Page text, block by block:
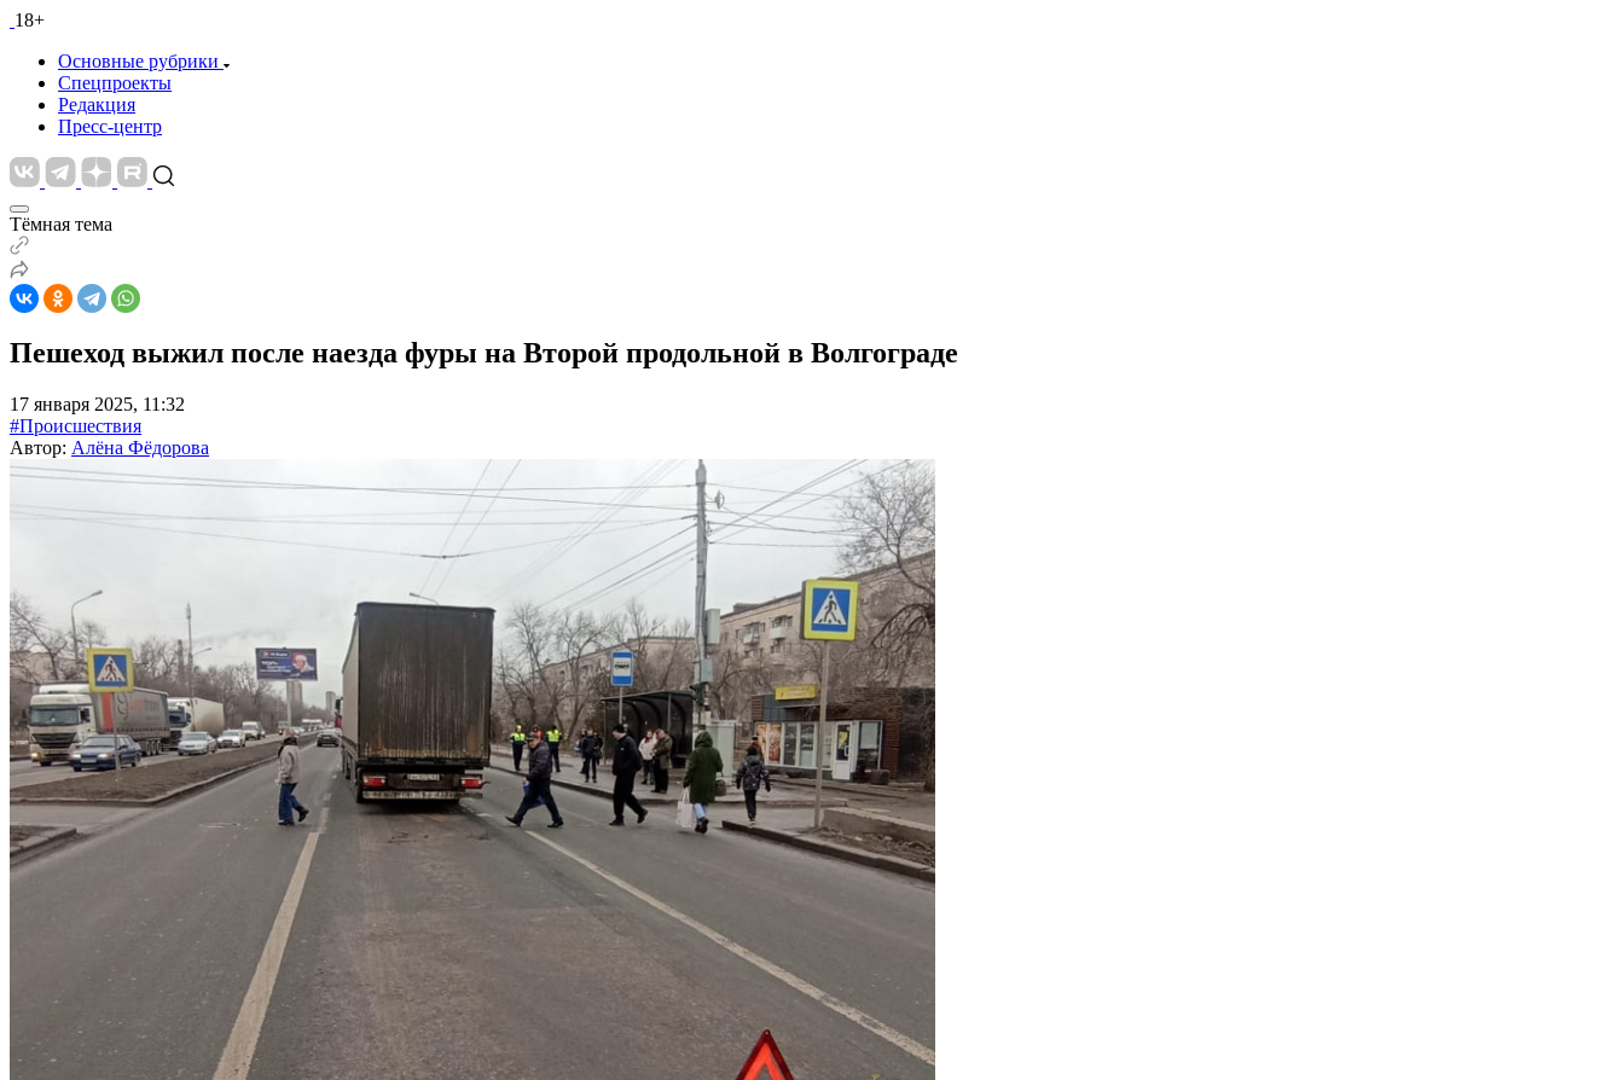
18+
Основные рубрики
Спецпроекты
Редакция
Пресс-центр
Тёмная тема
Пешеход выжил после наезда фуры на Второй продольной в Волгограде
17 января 2025, 11:32
#Происшествия
Автор: Алёна Фёдорова